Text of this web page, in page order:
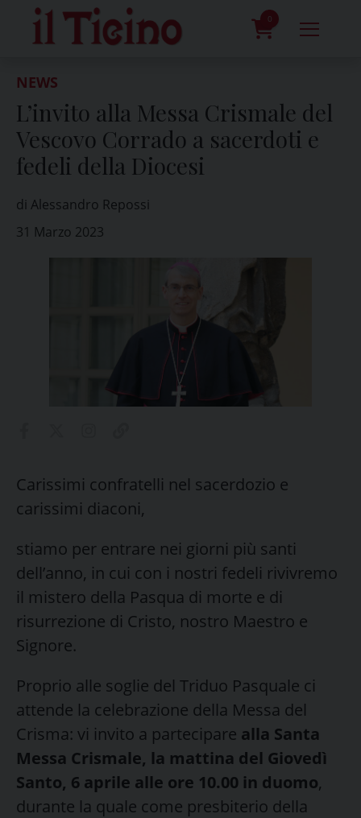
content
0
NEWS
L’invito alla Messa Crismale del
Vescovo Corrado a sacerdoti e
fedeli della Diocesi
di Alessandro Repossi
31 Marzo 2023
Carissimi confratelli nel sacerdozio e
carissimi diaconi,
stiamo per entrare nei giorni più santi
dell’anno, in cui con i nostri fedeli rivivremo
il mistero della Pasqua di morte e di
risurrezione di Cristo, nostro Maestro e
Signore.
Proprio alle soglie del Triduo Pasquale ci
attende la celebrazione della Messa del
Crisma: vi invito a partecipare alla Santa
Messa Crismale, la mattina del Giovedì
Santo, 6 aprile alle ore 10.00 in duomo,
durante la quale come presbiterio della